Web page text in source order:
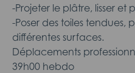
-Projeter le plâtre, lisser et
-Poser des toiles tendues,
différentes surfaces.
Déplacements
39h00 hebdo